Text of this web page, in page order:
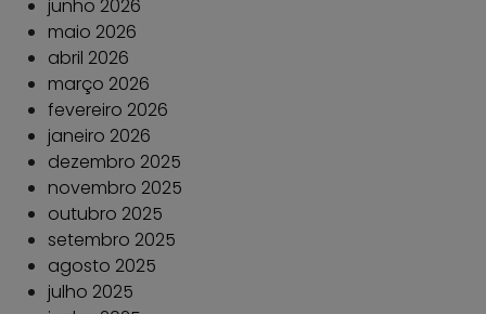
junho 2026
maio 2026
abril 2026
março 2026
fevereiro 2026
janeiro 2026
dezembro 2025
novembro 2025
outubro 2025
setembro 2025
agosto 2025
julho 2025